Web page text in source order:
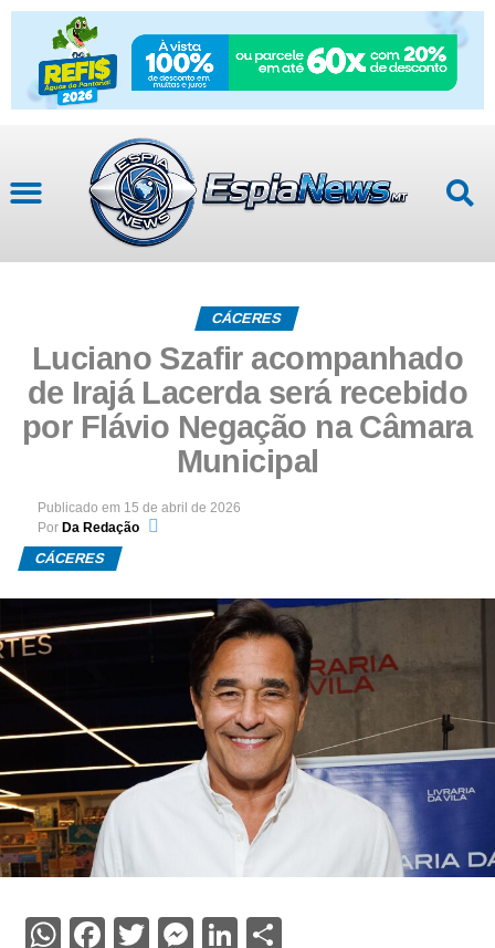
CÁCERES
Luciano Szafir acompanhado
de Irajá Lacerda será recebido
por Flávio Negação na Câmara
Municipal
Publicado em 15 de abril de 2026
Por Da Redação
CÁCERES
WhatsApp
Facebook
Twitter
Messenger
LinkedIn
Share